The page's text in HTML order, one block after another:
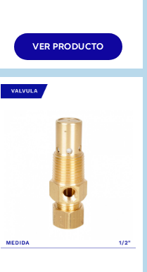
VER PRODUCTO